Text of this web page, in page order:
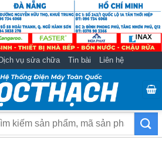
Dịch vụ sửa chữa Tin bài Liên hệ